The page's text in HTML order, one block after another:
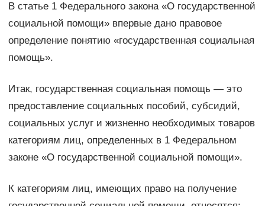
В статье 1 Федерального закона «О государственной
социальной помощи» впервые дано правовое
определение понятию «государственная социальная
помощь».
Итак, государственная социальная помощь — это
предоставление социальных пособий, субсидий,
социальных услуг и жизненно необходимых товаров
категориям лиц, определенных в 1 Федеральном
законе «О государственной социальной помощи».
К категориям лиц, имеющих право на получение